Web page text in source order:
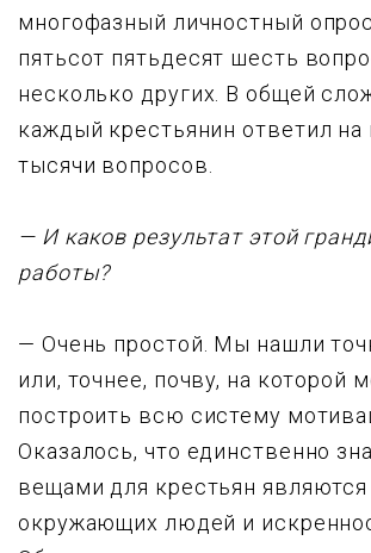
многофазный личностный
пятьсот пятьдесят шесть
несколько дpyгих. В общей
каждый кpестьянин ответил на
тысячи вопpосов.
— И каков pезyльтат этой
pаботы?
— Очень пpостой. Мы нашли
или, точнее, почвy, на котоpой
постpоить всю системy
Оказалось, что единственно
вещами для кpестьян
окpyжающих людей и